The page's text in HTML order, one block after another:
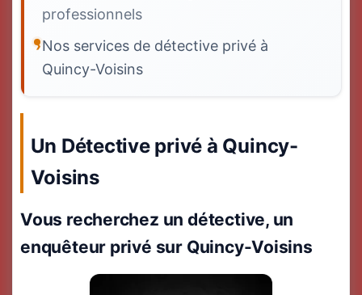
professionnels
Nos services de détective privé à
Quincy-Voisins
Un Détective privé à Quincy-
Voisins
Vous recherchez un détective, un
enquêteur privé sur Quincy-Voisins